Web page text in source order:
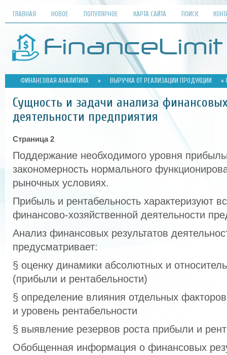
ГЛАВНАЯ НОВОЕ ПОПУЛЯРНОЕ КАРТА САЙТА ПОИСК
ФИНАНСОВАЯ АНАЛИТИКА » ВЫРУЧКА ОТ РЕАЛИЗАЦИИ ПРОДУКЦИИ »
Сущность и задачи анализа
деятельности предприятия
Страница 2
Поддержание необходимого уровня
закономерность нормального
рыночных условиях.
Прибыль и рентабельность характеризуют
финансово-хозяйственной деятельности
Анализ финансовых результатов
предусматривает:
§ оценку динамики абсолютных и
(прибыли и рентабельности)
§ определение влияния отдельных
и уровень рентабельности
§ выявление резервов роста прибыли и
Обобщенная информация о финансовых